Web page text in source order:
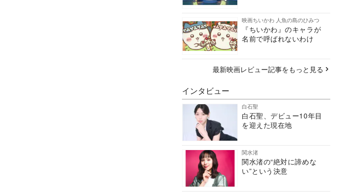
映画ちいかわ 人魚の島のひみつ
『ちいかわ』のキャラが
名前で呼ばれないわけ
最新映画レビュー記事をもっと見る
インタビュー
白石聖
白石聖、デビュー10年目
を迎えた現在地
関水渚
関水渚の“絶対に諦めな
い”という決意